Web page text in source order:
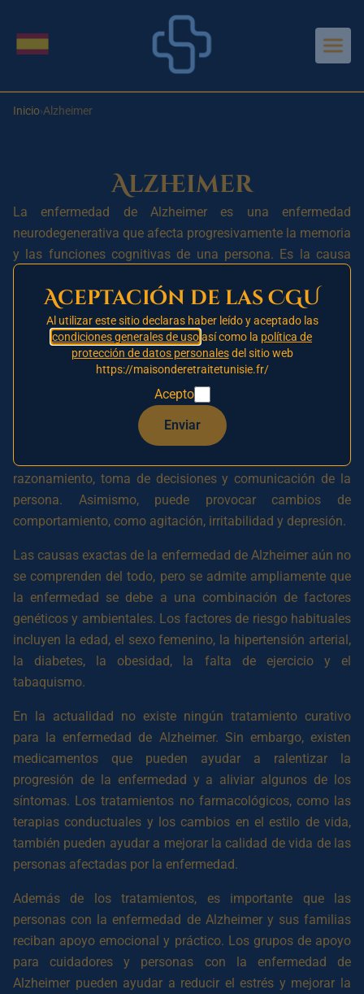
Cambiar idioma
Inicio›Alzheimer
Alzheimer
La enfermedad de Alzheimer es una enfermedad
neurodegenerativa que afecta progresivamente la memoria
y las funciones cognitivas de una persona. Es la causa
a aproximadamente 50 millones de personas en todo el
mundo. La enfermedad lleva el nombre de Alois Alzheimer,
un neuropatólogo alemán que identificó los primeros
casos de la enfermedad en 1906.
La enfermedad de Alzheimer suele comenzar con
problemas de memoria a corto plazo, como el olvido de
nombres y fechas importantes. Con el tiempo, la
enfermedad también afecta a las capacidades de
razonamiento, toma de decisiones y comunicación de la
persona. Asimismo, puede provocar cambios de
comportamiento, como agitación, irritabilidad y depresión.
Las causas exactas de la enfermedad de Alzheimer aún no
se comprenden del todo, pero se admite ampliamente que
la enfermedad se debe a una combinación de factores
genéticos y ambientales. Los factores de riesgo habituales
incluyen la edad, el sexo femenino, la hipertensión arterial,
la diabetes, la obesidad, la falta de ejercicio y el
tabaquismo.
En la actualidad no existe ningún tratamiento curativo
para la enfermedad de Alzheimer. Sin embargo, existen
medicamentos que pueden ayudar a ralentizar la
progresión de la enfermedad y a aliviar algunos de los
síntomas. Los tratamientos no farmacológicos, como las
terapias conductuales y los cambios en el estilo de vida,
también pueden ayudar a mejorar la calidad de vida de las
personas afectadas por la enfermedad.
Además de los tratamientos, es importante que las
personas con la enfermedad de Alzheimer y sus familias
reciban apoyo emocional y práctico. Los grupos de apoyo
para cuidadores y personas con la enfermedad de
Alzheimer pueden ayudar a reducir el estrés y mejorar la
Aceptación de las CGU
Al utilizar este sitio declaras haber leído y aceptado las
condiciones generales de usoasí como la política de
protección de datos personalesdel sitio web
https://maisonderetraitetunisie.fr/
Acepto
Enviar